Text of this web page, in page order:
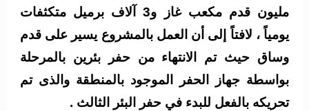
مليون قدم مكعب غاز و3 آلاف برميل متكثفات
يومياً ، لافتاً إلى أن العمل بالمشروع يسير على قدم
وساق حيث تم الانتهاء من حفر بئرين بالمرحلة
بواسطة جهاز الحفر الموجود بالمنطقة والذى تم
تحريكه بالفعل للبدء في حفر البئر الثالث .